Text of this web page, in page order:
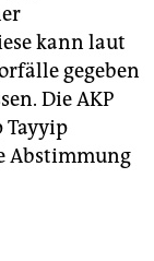
kann laut
gegeben
Die AKP
Tayyip
Abstimmung